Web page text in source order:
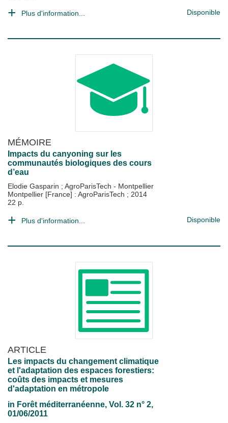
Plus d'information... Disponible
MÉMOIRE
Impacts du canyoning sur les
communautés biologiques des cours
d’eau
Elodie Gasparin ; AgroParisTech - Montpellier
Montpellier [France] : AgroParisTech ; 2014
22 p.
Plus d'information... Disponible
ARTICLE
Les impacts du changement climatique
et l'adaptation des espaces forestiers:
coûts des impacts et mesures
d'adaptation en métropole
in Forêt méditerranéenne, Vol. 32 n° 2,
01/06/2011